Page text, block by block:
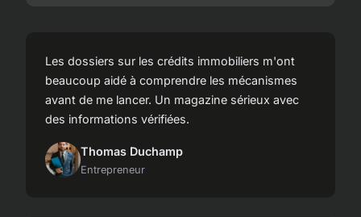
Les dossiers sur les crédits immobiliers m'ont
beaucoup aidé à comprendre les mécanismes
avant de me lancer. Un magazine sérieux avec
des informations vérifiées.
Thomas Duchamp
Entrepreneur